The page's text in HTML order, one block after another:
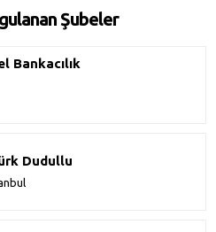
Şubeler
Bankacılık
Dudullu